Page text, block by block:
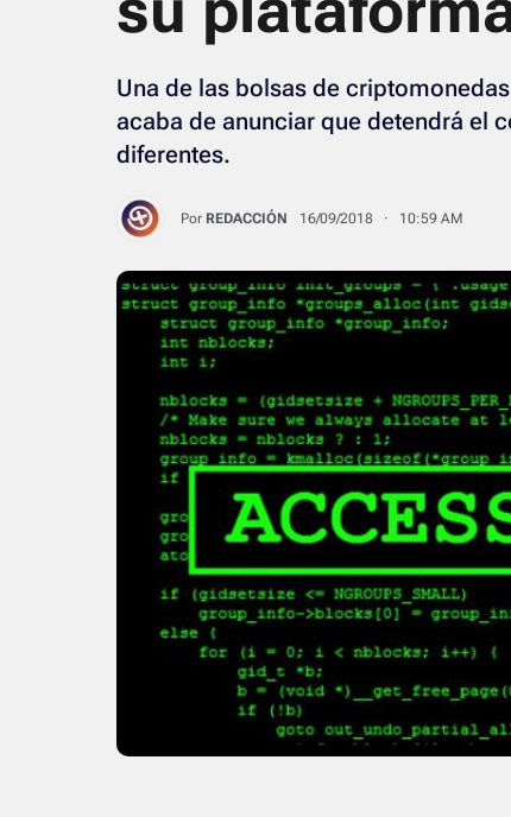
Una de las bolsas de
acaba de anunciar que detendrá el
diferentes.
Por REDACCIÓN 16/09/2018 · 10:59 AM